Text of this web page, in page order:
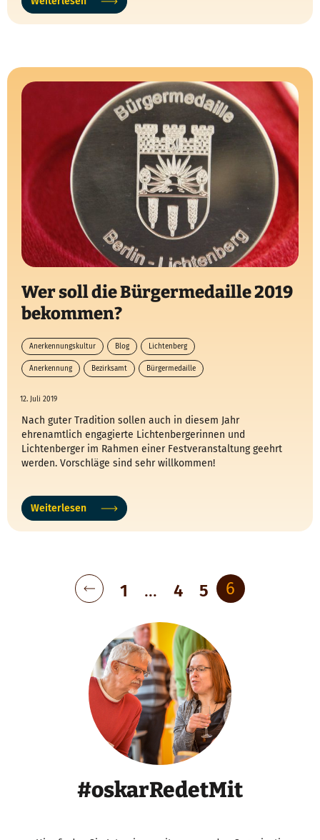
Wer soll die Bürgermedaille 2019
bekommen?
Anerkennungskultur Blog Lichtenberg
Anerkennung Bezirksamt Bürgermedaille
12. Juli 2019
Nach guter Tradition sollen auch in diesem Jahr
ehrenamtlich engagierte Lichtenbergerinnen und
Lichtenberger im Rahmen einer Festveranstaltung geehrt
werden. Vorschläge sind sehr willkommen!
Weiterlesen
Beitragsnavigation
1 … 4 5 6
#oskarRedetMit